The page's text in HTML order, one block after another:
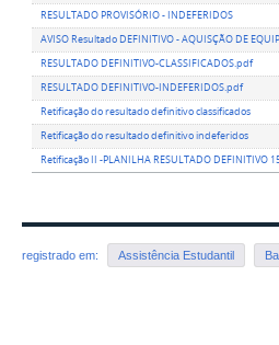
RESULTADO PROVISÓRIO - INDEFERIDOS
AVISO Resultado DEFINITIVO - AQUISÇÃO DE
RESULTADO DEFINITIVO-CLASSIFICADOS.pdf
RESULTADO DEFINITIVO-INDEFERIDOS.pdf
Retificação do resultado definitivo classificados
Retificação do resultado definitivo indeferidos
Retificação II -PLANILHA RESULTADO DEFINITIVO
registrado em: Assistência Estudantil